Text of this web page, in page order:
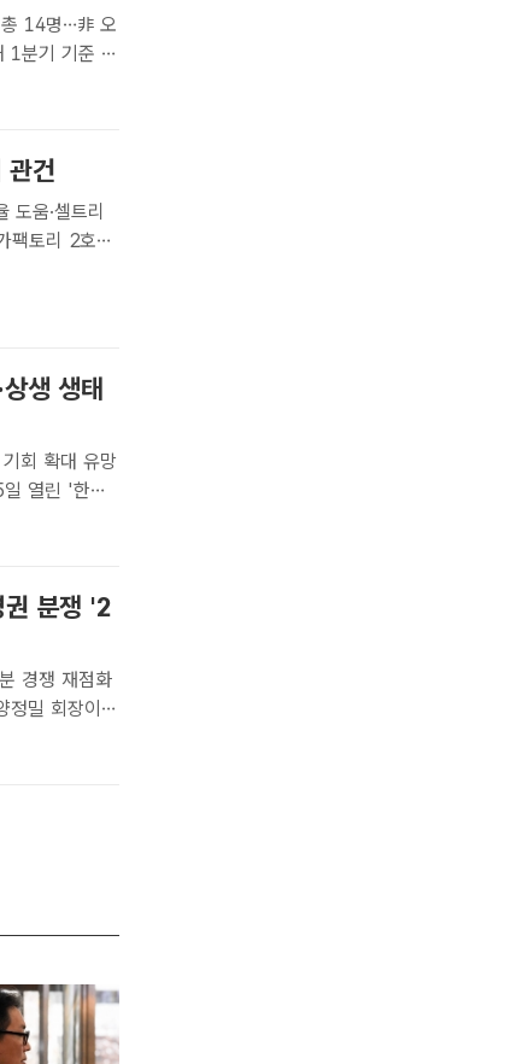
14명…非 오
더팩트ㅣ이
관건
도움·셀트리
기자[더팩트
생 생태
회 확대 유망
[더팩트ㅣ조
분쟁 '2
경쟁 재점화
밀 회장이
분율을 35%